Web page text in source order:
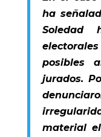
ha
Soledad
posibles
jurados.
material